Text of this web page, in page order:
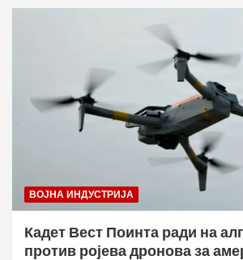
ВОЈНА ИНДУСТРИЈА
Кадет Вест Поинта ради на
против ројева дронова за